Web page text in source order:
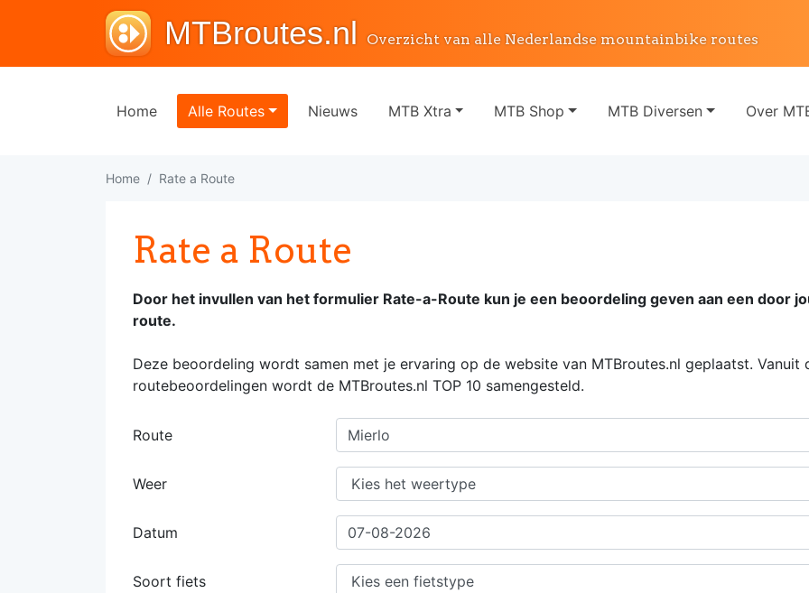
MTBroutes.nl Overzicht van alle Nederlandse mountainbike routes
Home Alle Routes Nieuws MTB Xtra MTB Shop MTB Diversen Over
Home Rate a Route
Rate a Route
Door het invullen van het formulier Rate-a-Route kun je een beoordeling geven aan een door
route.
Deze beoordeling wordt samen met je ervaring op de website van MTBroutes.nl geplaatst. Vanuit
routebeoordelingen wordt de MTBroutes.nl TOP 10 samengesteld.
Route Mierlo
Weer
Datum
Soort fiets